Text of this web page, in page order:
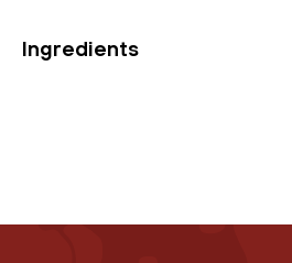
Ingredients